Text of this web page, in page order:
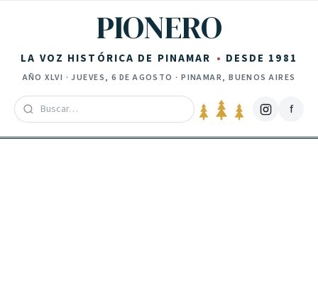
PIONERO
LA VOZ HISTÓRICA DE PINAMAR DESDE 1981
AÑOXLVI ·JUEVES, 6 DE AGOSTO · PINAMAR, BUENOS AIRES
f